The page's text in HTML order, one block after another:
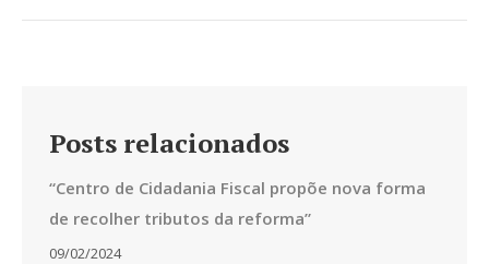
Posts relacionados
“Centro de Cidadania Fiscal propõe nova forma
de recolher tributos da reforma”
09/02/2024